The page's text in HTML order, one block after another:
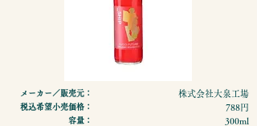
株式会社大泉工場
メーカー／販売元：
788円
税込希望小売価格：
300ml
容量：